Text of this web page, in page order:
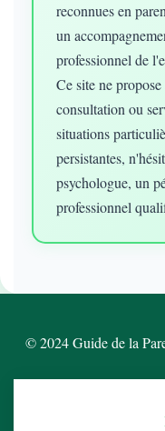
reconnues en
un
professionnel de
Ce site ne
consultation ou
situations
persistantes,
psychologue, un
professionnel
© 2024 Guide de la